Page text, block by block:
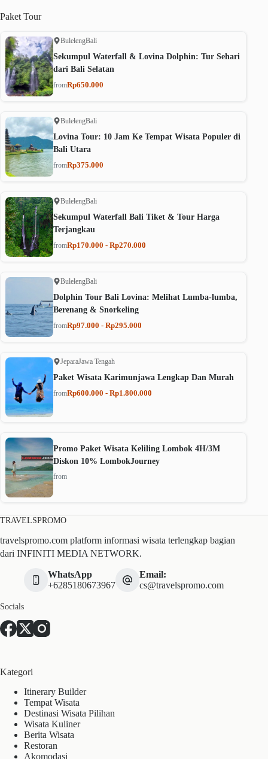
Paket Tour
BulelengBali
Sekumpul Waterfall & Lovina Dolphin: Tur Sehari
dari Bali Selatan
fromRp650.000
BulelengBali
Lovina Tour: 10 Jam Ke Tempat Wisata Populer di
Bali Utara
fromRp375.000
BulelengBali
Sekumpul Waterfall Bali Tiket & Tour Harga
Terjangkau
fromRp170.000 - Rp270.000
BulelengBali
Dolphin Tour Bali Lovina: Melihat Lumba-lumba,
Berenang & Snorkeling
fromRp97.000 - Rp295.000
JeparaJawa Tengah
Paket Wisata Karimunjawa Lengkap Dan Murah
fromRp600.000 - Rp1.800.000
Promo Paket Wisata Keliling Lombok 4H/3M
Diskon 10% LombokJourney
from
TRAVELSPROMO
travelspromo.com platform informasi wisata terlengkap bagian
dari INFINITI MEDIA NETWORK.
WhatsApp
+6285180673967
Email:
cs@travelspromo.com
Socials
Kategori
Itinerary Builder
Tempat Wisata
Destinasi Wisata Pilihan
Wisata Kuliner
Berita Wisata
Restoran
Akomodasi